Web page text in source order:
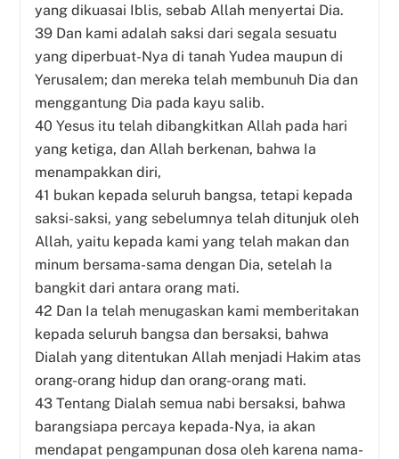
yang dikuasai Iblis, sebab Allah menyertai Dia.
39 Dan kami adalah saksi dari segala sesuatu
yang diperbuat-Nya di tanah Yudea maupun di
Yerusalem; dan mereka telah membunuh Dia dan
menggantung Dia pada kayu salib.
40 Yesus itu telah dibangkitkan Allah pada hari
yang ketiga, dan Allah berkenan, bahwa Ia
menampakkan diri,
41 bukan kepada seluruh bangsa, tetapi kepada
saksi-saksi, yang sebelumnya telah ditunjuk oleh
Allah, yaitu kepada kami yang telah makan dan
minum bersama-sama dengan Dia, setelah Ia
bangkit dari antara orang mati.
42 Dan Ia telah menugaskan kami memberitakan
kepada seluruh bangsa dan bersaksi, bahwa
Dialah yang ditentukan Allah menjadi Hakim atas
orang-orang hidup dan orang-orang mati.
43 Tentang Dialah semua nabi bersaksi, bahwa
barangsiapa percaya kepada-Nya, ia akan
mendapat pengampunan dosa oleh karena nama-